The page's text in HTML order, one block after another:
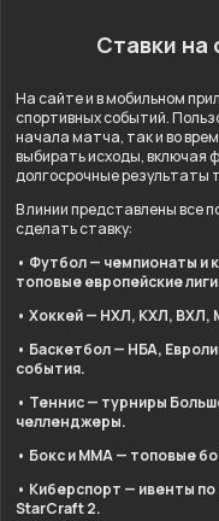
Ставки на
На сайте и в мобильном
спортивных событий.
начала матча, так и во
выбирать исходы, включая
долгосрочные результаты
В линии представлены все
сделать ставку:
• Футбол — чемпионаты и
топовые европейские
• Хоккей — НХЛ, КХЛ, ВХЛ,
• Баскетбол — НБА,
события.
• Теннис — турниры
челленджеры.
• Бокс и ММА — топовые
• Киберспорт — ивенты
StarCraft 2.